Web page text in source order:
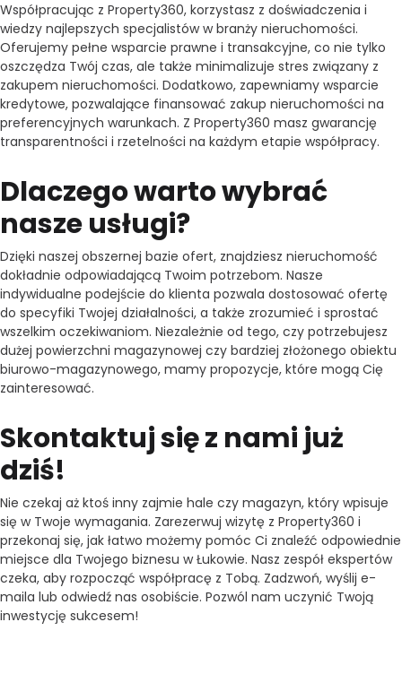
Współpracując z Property360, korzystasz z doświadczenia i
wiedzy najlepszych specjalistów w branży nieruchomości.
Oferujemy pełne wsparcie prawne i transakcyjne, co nie tylko
oszczędza Twój czas, ale także minimalizuje stres związany z
zakupem nieruchomości. Dodatkowo, zapewniamy wsparcie
kredytowe, pozwalające finansować zakup nieruchomości na
preferencyjnych warunkach. Z Property360 masz gwarancję
transparentności i rzetelności na każdym etapie współpracy.
Dlaczego warto wybrać
nasze usługi?
Dzięki naszej obszernej bazie ofert, znajdziesz nieruchomość
dokładnie odpowiadającą Twoim potrzebom. Nasze
indywidualne podejście do klienta pozwala dostosować ofertę
do specyfiki Twojej działalności, a także zrozumieć i sprostać
wszelkim oczekiwaniom. Niezależnie od tego, czy potrzebujesz
dużej powierzchni magazynowej czy bardziej złożonego obiektu
biurowo-magazynowego, mamy propozycje, które mogą Cię
zainteresować.
Skontaktuj się z nami już
dziś!
Nie czekaj aż ktoś inny zajmie hale czy magazyn, który wpisuje
się w Twoje wymagania. Zarezerwuj wizytę z Property360 i
przekonaj się, jak łatwo możemy pomóc Ci znaleźć odpowiednie
miejsce dla Twojego biznesu w Łukowie. Nasz zespół ekspertów
czeka, aby rozpocząć współpracę z Tobą. Zadzwoń, wyślij e-
maila lub odwiedź nas osobiście. Pozwól nam uczynić Twoją
inwestycję sukcesem!